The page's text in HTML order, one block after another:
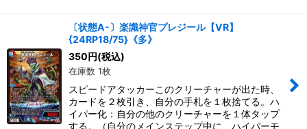
〔状態A-〕楽識神官プレジール【VR】
{24RP18/75}《多》
350円(税込)
在庫数 1枚
スピードアタッカーこのクリーチャーが出た時、
カードを２枚引き、自分の手札を１枚捨てる。ハ
イパー化：自分の他のクリーチャーを１体タップ
する。（自分のメインステップ中に、ハイパーモ